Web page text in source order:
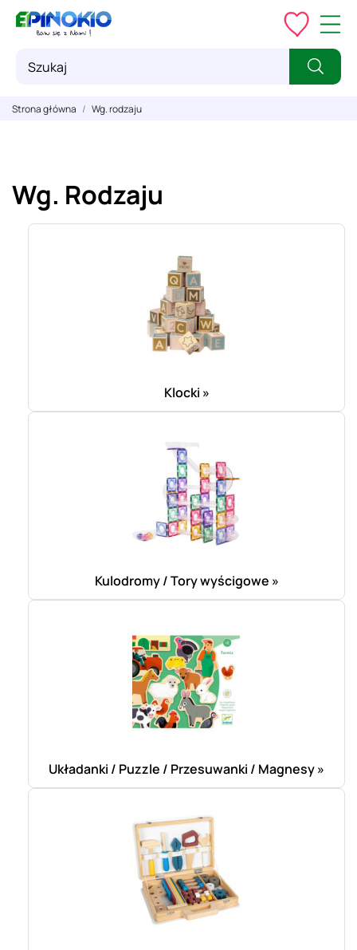
Strona główna Wg. rodzaju
Wg. Rodzaju
Klocki »
Kulodromy / Tory wyścigowe »
Układanki / Puzzle / Przesuwanki / Magnesy »